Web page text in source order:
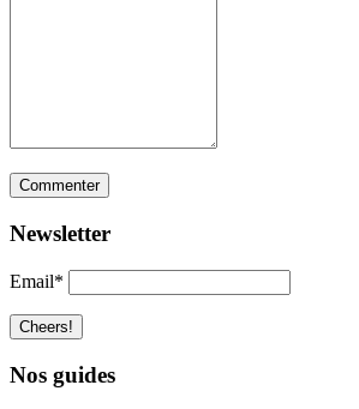
Newsletter
Email*
Nos guides